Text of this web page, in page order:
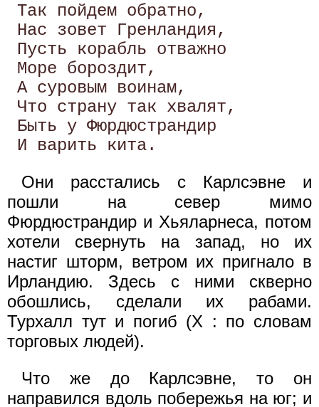
Так пойдем обратно,
Нас зовет Гренландия,
Пусть корабль отважно
Море бороздит,
А суровым воинам,
Что страну так хвалят,
Быть у Фюрдюстрандир
Они расстались с Карлсэвне и
пошли на север мимо
Фюрдюстрандир и Хьяларнеса, потом
хотели свернуть на запад, но их
настиг шторм, ветром их пригнало в
Ирландию. Здесь с ними скверно
обошлись, сделали их рабами.
Турхалл тут и погиб (X : по словам
торговых людей).
Что же до Карлсэвне, то он
направился вдоль побережья на юг; и